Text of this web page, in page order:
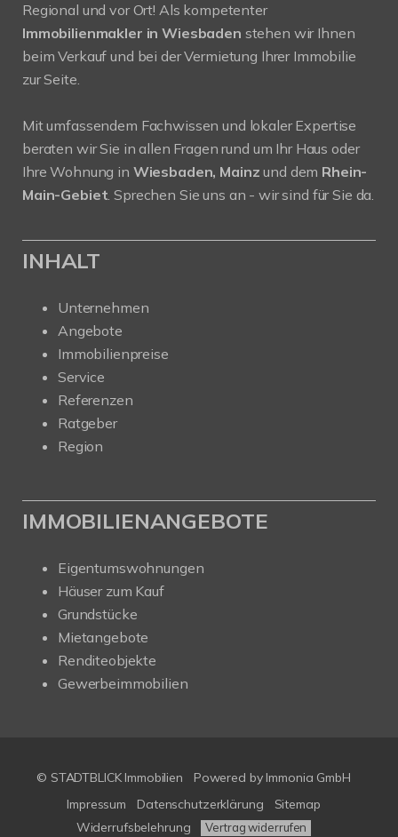
Regional und vor Ort! Als kompetenter
Immobilienmakler in Wiesbaden stehen wir Ihnen
beim Verkauf und bei der Vermietung Ihrer Immobilie
zur Seite.
Mit umfassendem Fachwissen und lokaler Expertise
beraten wir Sie in allen Fragen rund um Ihr Haus oder
Ihre Wohnung in Wiesbaden, Mainzund dem Rhein-
Main-Gebiet. Sprechen Sie uns an - wir sind für Sie da.
INHALT
Unternehmen
Angebote
Immobilienpreise
Service
Referenzen
Ratgeber
Region
IMMOBILIENANGEBOTE
Eigentumswohnungen
Häuser zum Kauf
Grundstücke
Mietangebote
Renditeobjekte
Gewerbeimmobilien
© STADTBLICK Immobilien Powered by Immonia GmbH
Impressum
Datenschutzerklärung
Sitemap
Widerrufsbelehrung
Vertrag widerrufen